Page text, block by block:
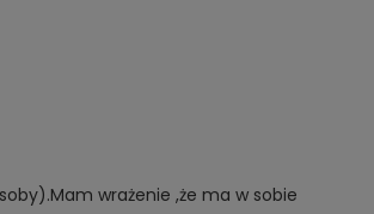
wrażenie ,że ma w sobie